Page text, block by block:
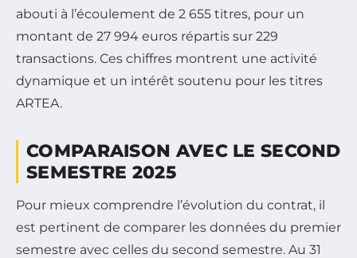
abouti à l’écoulement de 2 655 titres, pour un
montant de 27 994 euros répartis sur 229
transactions. Ces chiffres montrent une activité
dynamique et un intérêt soutenu pour les titres
ARTEA.
COMPARAISON AVEC LE SECOND
SEMESTRE 2025
Pour mieux comprendre l’évolution du contrat, il
est pertinent de comparer les données du premier
semestre avec celles du second semestre. Au 31